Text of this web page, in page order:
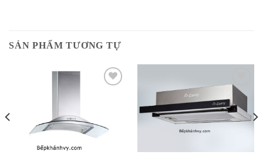
SẢN PHẨM TƯƠNG TỰ
Add to
wishlist